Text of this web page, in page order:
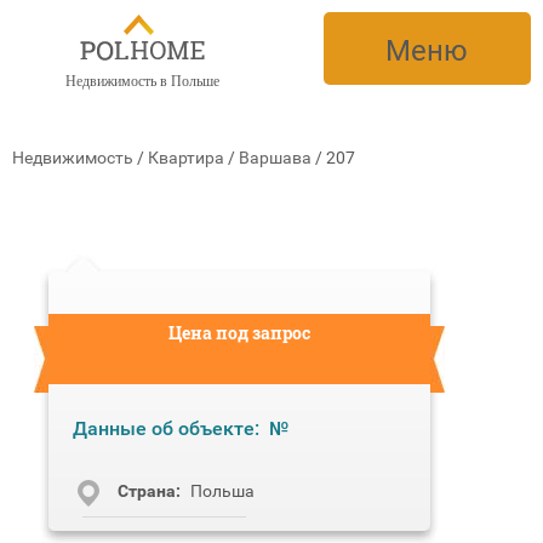
Недвижимость в Польше
Меню
Недвижимость / Квартира / Варшава /207
Цена под запрос
Данные об объекте: №
Cтрана: Польша